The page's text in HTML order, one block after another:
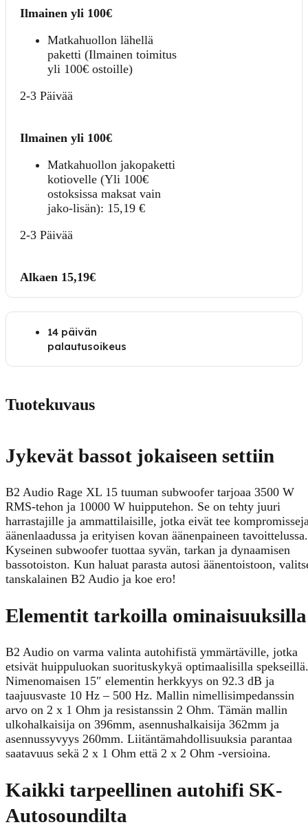
Ilmainen yli 100€
Matkahuollon lähellä
paketti (Ilmainen toimitus
yli 100€ ostoille)
2-3 Päivää
Ilmainen yli 100€
Matkahuollon jakopaketti
kotiovelle (Yli 100€
ostoksissa maksat vain
jako-lisän): 15,19 €
2-3 Päivää
Alkaen 15,19€
14 päivän
palautusoikeus
Tuotekuvaus
Jykevät bassot jokaiseen settiin
B2 Audio Rage XL 15 tuuman subwoofer tarjoaa 3500 W
RMS-tehon ja 10000 W huipputehon. Se on tehty juuri
harrastajille ja ammattilaisille, jotka eivät tee
äänenlaadussa ja erityisen kovan äänenpaineen tavoittelussa.
Kyseinen subwoofer tuottaa syvän, tarkan ja dynaamisen
bassotoiston. Kun haluat parasta autosi äänentoistoon,
tanskalainen B2 Audio ja koe ero!
Elementit tarkoilla ominaisuuksilla
B2 Audio on varma valinta autohifistä ymmärtäville, jotka
etsivät huippuluokan suorituskykyä optimaalisilla spekseillä.
Nimenomaisen 15″ elementin herkkyys on 92.3 dB ja
taajuusvaste 10 Hz – 500 Hz. Mallin nimellisimpedanssin
arvo on 2 x 1 Ohm ja resistanssin 2 Ohm. Tämän mallin
ulkohalkaisija on 396mm, asennushalkaisija 362mm ja
asennussyvyys 260mm. Liitäntämahdollisuuksia parantaa
saatavuus sekä 2 x 1 Ohm että 2 x 2 Ohm -versioina.
Kaikki tarpeellinen autohifi SK-
Autosoundilta